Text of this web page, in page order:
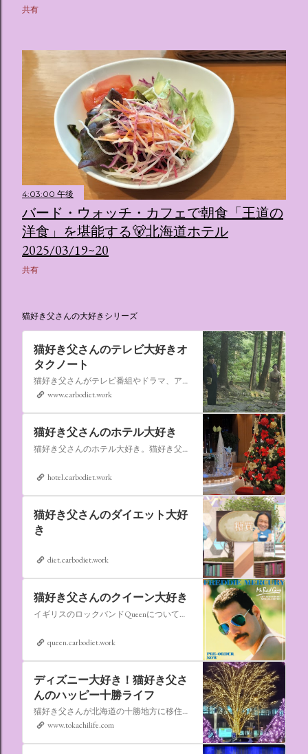
共有
4:03:00 午後
バード・ウォッチ・カフェで朝食「王道の
洋食」を堪能する🐻北海道ホテル
2025/03/19~20
共有
猫好き父さんの大好きシリーズ
猫好き父さんのテレビ大好きオ
タクノート
猫好き父さんがテレビ番組やドラマ、アニメ、特撮ヒーロー,そしてダイエットについて書いたブログです。
www.carbodiet.work
猫好き父さんのホテル大好き
猫好き父さんのホテル大好き。猫好き父さんが宿泊したホテルの情報を徒然なるままに書いていきます。
hotel.carbodiet.work
猫好き父さんのダイエット大好
き
diet.carbodiet.work
猫好き父さんのクイーン大好き
イギリスのロックバンドQueenについての情報をアップします。
queen.carbodiet.work
ディズニー大好き！猫好き父さ
んのハッピー十勝ライフ
猫好き父さんが北海道の十勝地方に移住しました。なれない北海道の暮らしについてお伝えします。
www.tokachilife.com